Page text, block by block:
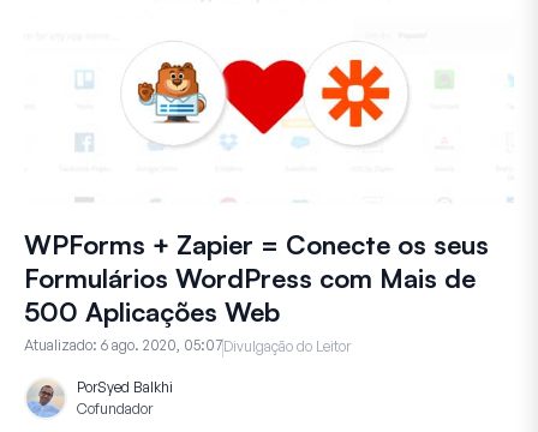
WPForms + Zapier = Conecte os seus
Formulários WordPress com Mais de
500 Aplicações Web
Atualizado: 6 ago. 2020, 05:07Divulgação do Leitor
PorSyed Balkhi
Cofundador